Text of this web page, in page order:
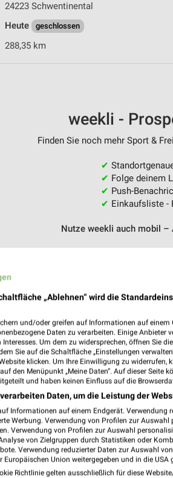
24223 Schwentinental
Heute
geschlossen
288,35 km
weekli -
Finden Sie noch mehr Sport &
✔
✔ Folge deinem
✔ Push-
✔ Einkaufsliste -
Nutze weekli auch mobil –
Zippels Läuferwelt Norderstedt
Ulzburger Straße 375
22846 Norderstedt
„Ablehnen“ wird die
und/oder greifen auf Informationen auf einem
Daten zu verarbeiten. Einige
Um dem zu widersprechen, öffnen Sie
Sie auf die Schaltfläche „Einstellungen
klicken. Um Ihre Einwilligung zu
den Menüpunkt „Meine Daten“. Auf dieser Seite
und haben keinen Einfluss auf die
Daten, um die Leistung der
Informationen auf einem Endgerät. Verwendung
Werbung. Verwendung von Profilen zur
Verwendung von Profilen zur Auswahl
von Zielgruppen durch Statistiken oder
Verwendung reduzierter Daten zur Auswahl
Europäischen Union weitergegeben und in die USA
Richtlinie gelten ausschließlich für diese